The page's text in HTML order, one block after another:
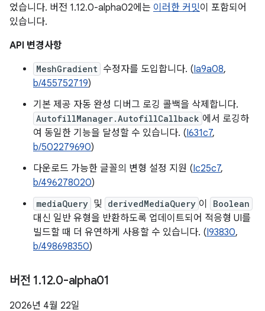
었습니다. 버전 1.12.0-alpha02에는 이러한 커밋이 포함되어
있습니다.
API 변경사항
MeshGradient 수정자를 도입합니다. (Ia9a08,
b/455752719)
기본 제공 자동 완성 디버그 로깅 콜백을 삭제합니다.
AutofillManager.AutofillCallback 에서 로깅하
여 동일한 기능을 달성할 수 있습니다. (I631c7,
b/502279690)
다운로드 가능한 글꼴의 변형 설정 지원 (Ic25c7,
b/496278020)
mediaQuery 및 derivedMediaQuery 이 Boolean
대신 일반 유형을 반환하도록 업데이트되어 적응형 UI를
빌드할 때 더 유연하게 사용할 수 있습니다. (I93830,
b/498698350)
버전 1.12.0-alpha01
2026년 4월 22일